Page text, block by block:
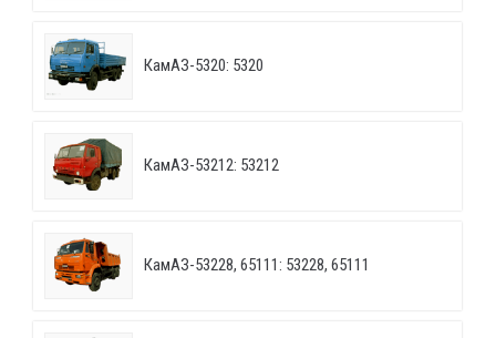
КамАЗ-5320: 5320
КамАЗ-53212: 53212
КамАЗ-53228, 65111: 53228, 65111